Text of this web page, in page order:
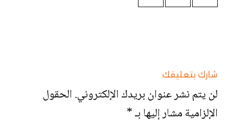
شارك بتعليقك
لن يتم نشر عنوان بريدك الإلكتروني.الحقول
الإلزامية مشار إليها بـ*